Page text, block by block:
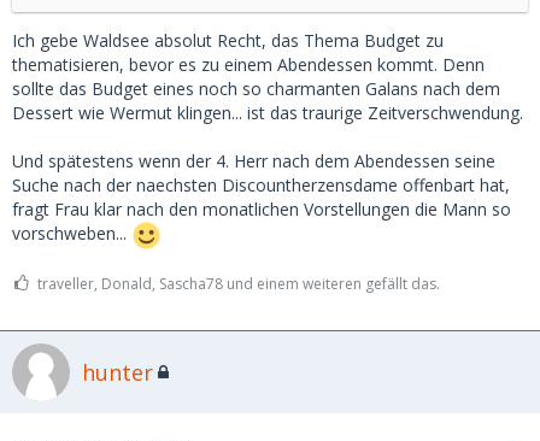
Ich gebe Waldsee absolut Recht, das Thema Budget zu
thematisieren, bevor es zu einem Abendessen kommt. Denn
sollte das Budget eines noch so charmanten Galans nach dem
Dessert wie Wermut klingen... ist das traurige Zeitverschwendung.
Und spätestens wenn der 4. Herr nach dem Abendessen seine
Suche nach der naechsten Discountherzensdame offenbart hat,
fragt Frau klar nach den monatlichen Vorstellungen die Mann so
vorschweben...
traveller, Donald, Sascha78 und einem weiteren gefällt das.
hunter